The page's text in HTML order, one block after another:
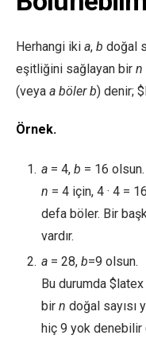
Herhangi iki a, b doğal
eşitliğini sağlayan bir n
(veya a böler b) denir;
Örnek.
a = 4, b = 16 olsun.
n = 4 için, 4 · 4 =
defa böler. Bir
vardır.
a = 28, b=9 olsun.
Bu durumda
bir n doğal sayısı
hiç 9 yok denebilir